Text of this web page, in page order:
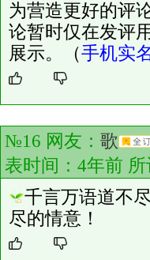
为营造更好的评
论暂时仅在发评
展示。（手机实
№16 网友： 歌
表时间：4年前 所
千言万语道不
尽的情意！